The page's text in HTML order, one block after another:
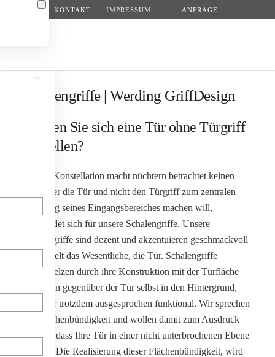
Schalengriffe | Werding GriffDesign
Können Sie sich eine Tür ohne Türgriff
vorstellen?
So eine Konstellation macht nüchtern betrachtet keinen
Sinn. Wer die Tür und nicht den Türgriff zum zentralen
Blickfang seines Eingangsbereiches machen will,
entscheidet sich für unsere Schalengriffe. Unsere
Schalengriffe sind dezent und akzentuieren geschmackvoll
und gezielt das Wesentliche, die Tür. Schalengriffe
verschmelzen durch ihre Konstruktion mit der Türfläche
und treten gegenüber der Tür selbst in den Hintergrund,
sind aber trotzdem ausgesprochen funktional. Wir sprechen
von Flächenbündigkeit und wollen damit zum Ausdruck
bringen, dass Ihre Tür in einer nicht unterbrochenen Ebene
verläuft. Die Realisierung dieser Flächenbündigkeit, wird
KONTAKT IMPRESSUM ANFRAGE